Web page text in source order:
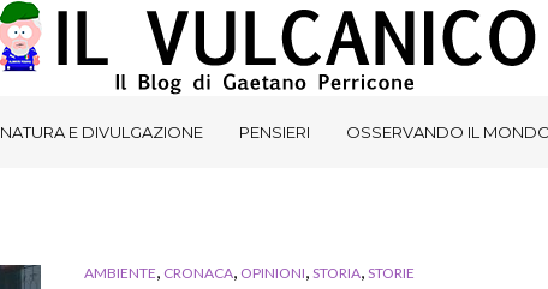
NATURA E DIVULGAZIONE PENSIERI OSSERVANDO IL
AMBIENTE, CRONACA, OPINIONI, STORIA, STORIE